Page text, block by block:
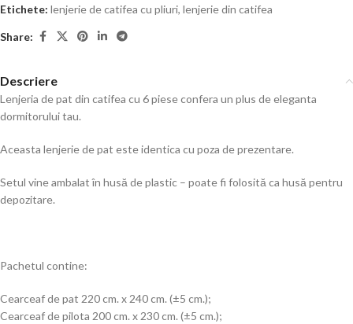
Etichete: lenjerie de catifea cu pliuri, lenjerie din catifea
Share:
Descriere
Lenjeria de pat din catifea cu 6 piese confera un plus de eleganta
dormitorului tau.
Aceasta lenjerie de pat este identica cu poza de prezentare.
Setul vine ambalat în husă de plastic – poate fi folosită ca husă pentru
depozitare.
Pachetul contine:
Cearceaf de pat 220 cm. x 240 cm. (±5 cm.);
Cearceaf de pilota 200 cm. x 230 cm. (±5 cm.);